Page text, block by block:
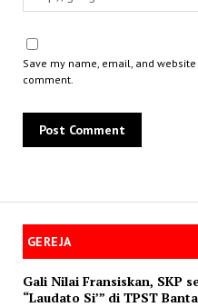
GEREJA
Gali Nilai Fransiskan, SKP
“Laudato Si’” di TPST
Save my name, email, and
comment.